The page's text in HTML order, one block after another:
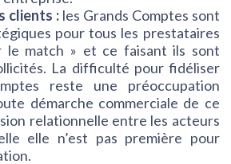
clients :les Grands Comptes sont
pour tous les prestataires
le match » et ce faisant ils sont
La difficulté pour fidéliser
reste une préoccupation
démarche commerciale de ce
relationnelle entre les acteurs
elle n’est pas première pour